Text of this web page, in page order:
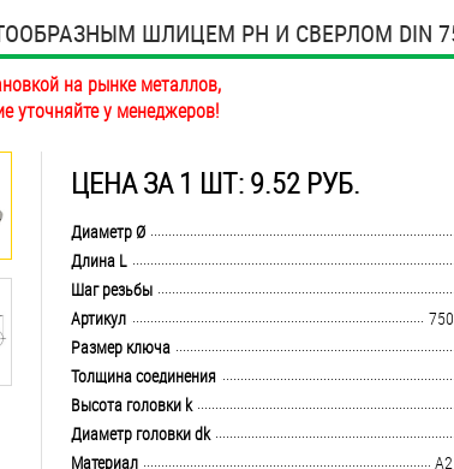
ШЛИЦЕМ PH И СВЕРЛОМ DIN
на рынке металлов,
уточняйте у менеджеров!
ЦЕНА ЗА 1 ШТ: 9.52 РУБ.
Диаметр Ø
Длина L
Шаг резьбы
Артикул
Размер ключа
Толщина соединения
Высота головки k
Диаметр головки dk
Материал